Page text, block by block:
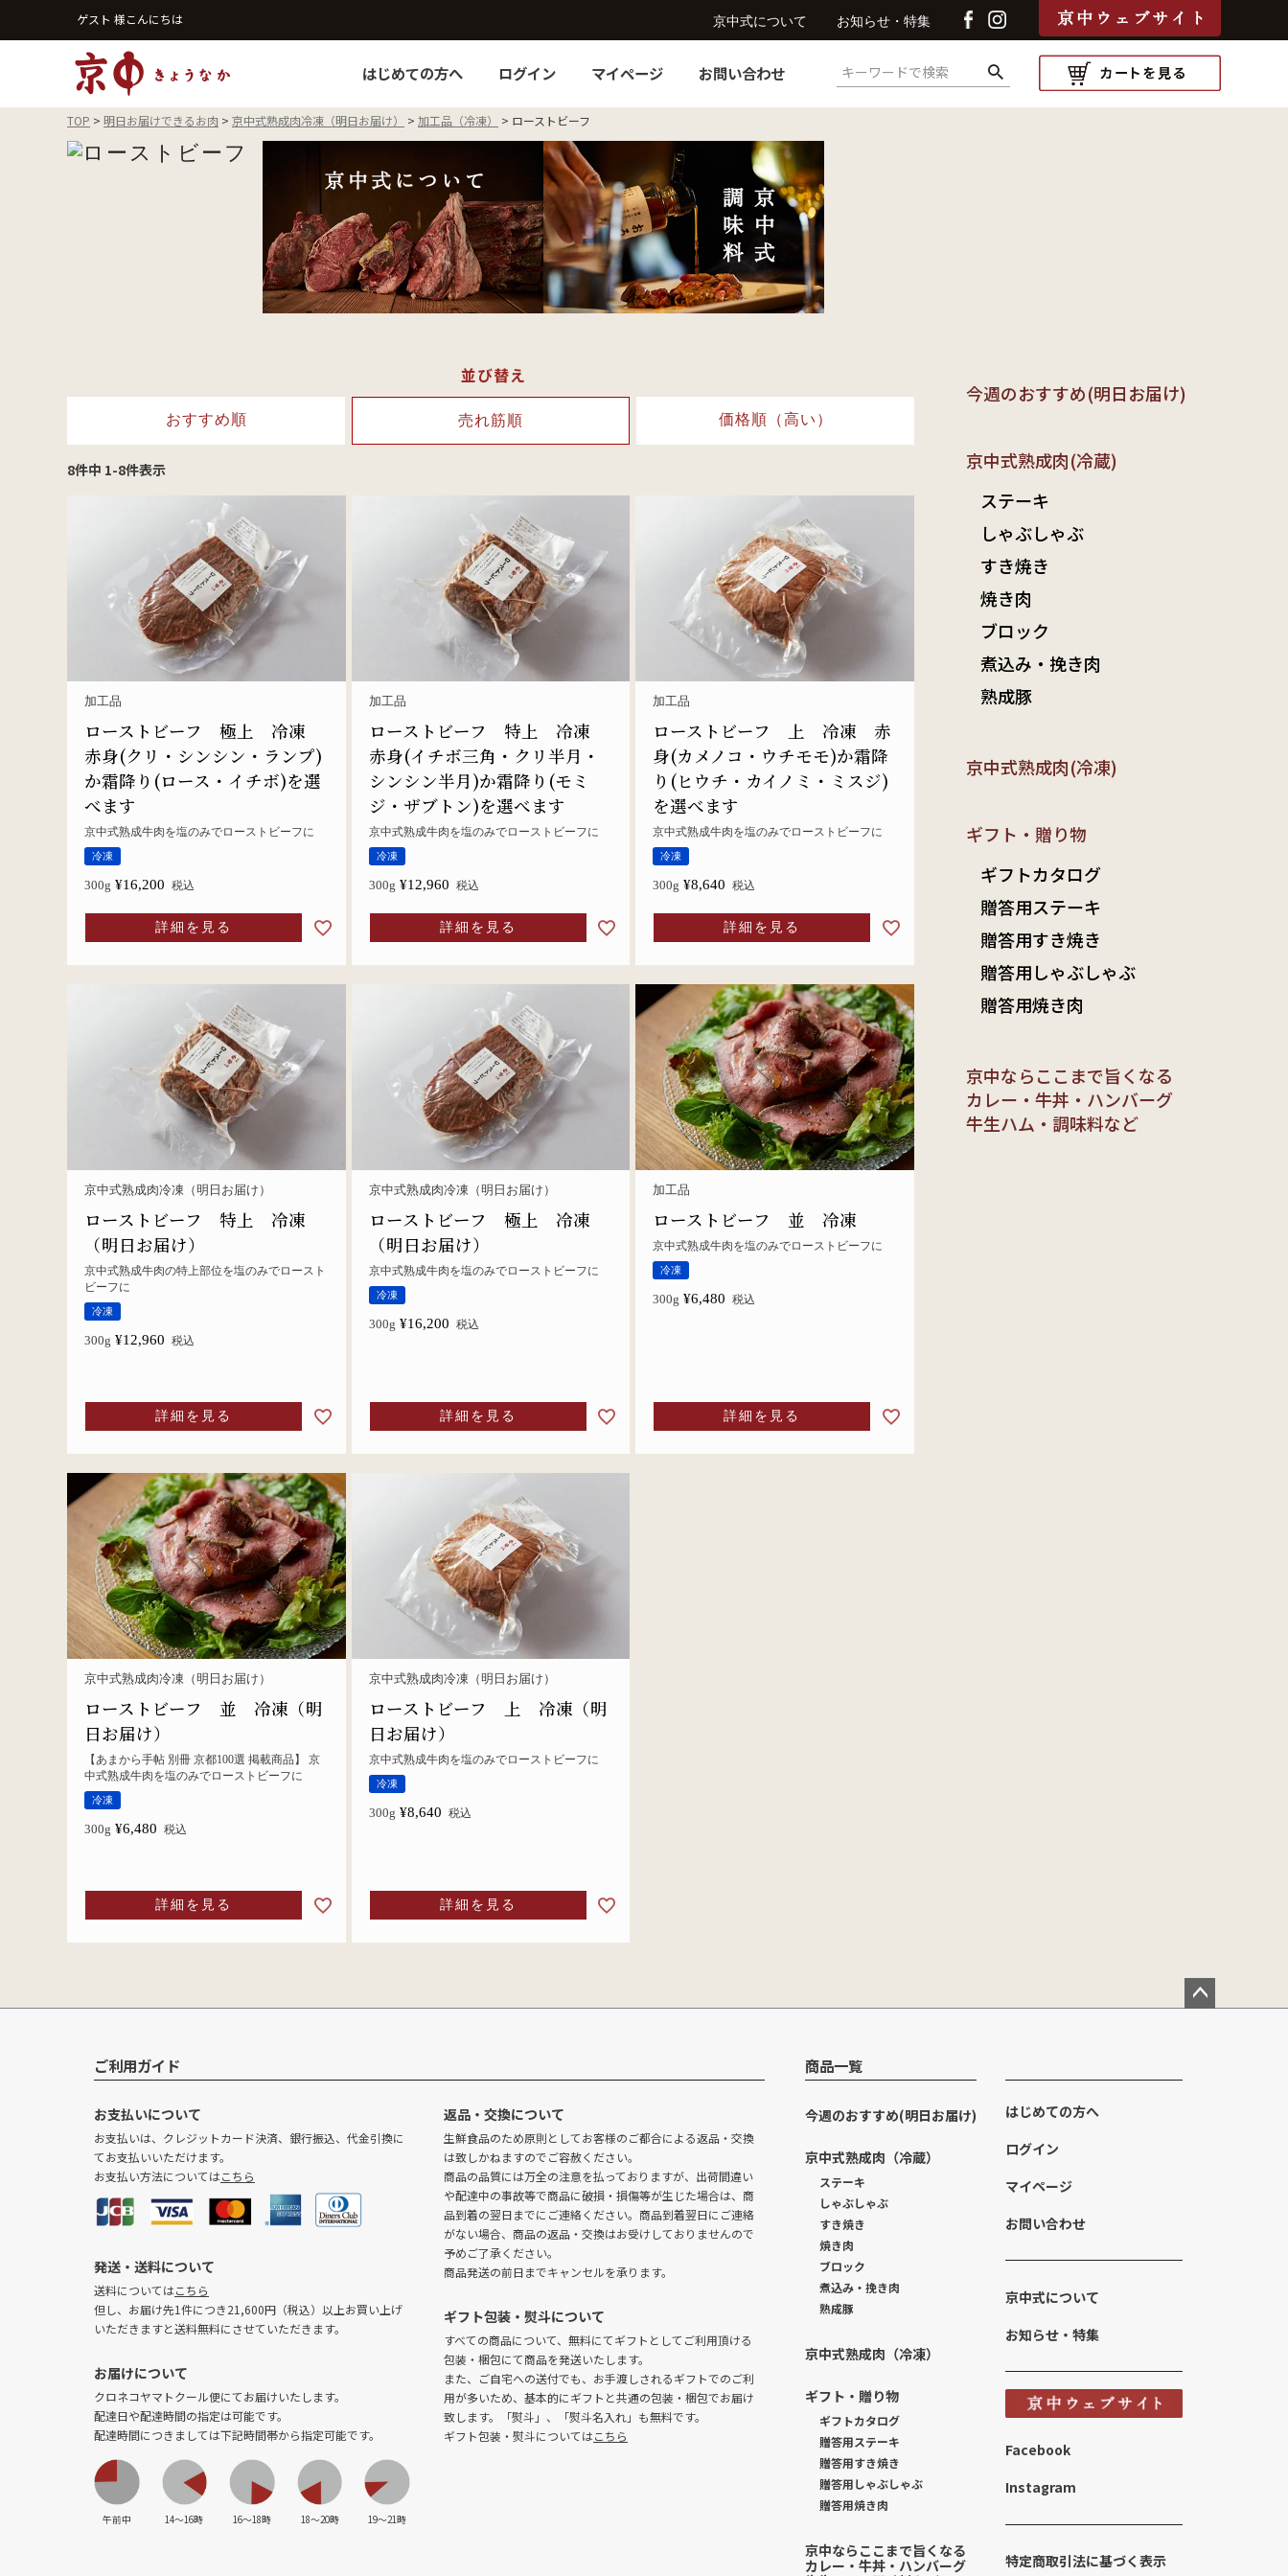
ゲスト 様こんにちは 京中式について お知らせ・特集
はじめての方へ ログイン マイページ お問い合わせ 検索
TOP 明日お届けできるお肉 京中式熟成肉冷凍（明日お届け） 加工品（冷凍） ローストビーフ
並び替え
おすすめ順 売れ筋順 価格順（高い）
8件中 1-8件表示
加工品
ローストビーフ 極上 冷凍
赤身(クリ・シンシン・ランプ)
か霜降り(ロース・イチボ)を選
べます
京中式熟成牛肉を塩のみでローストビーフに
冷凍
300g ¥16,200 税込
詳細を見る
加工品
ローストビーフ 特上 冷凍
赤身(イチボ三角・クリ半月・
シンシン半月)か霜降り(モミ
ジ・ザブトン)を選べます
京中式熟成牛肉を塩のみでローストビーフに
冷凍
300g ¥12,960 税込
詳細を見る
加工品
ローストビーフ 上 冷凍 赤
身(カメノコ・ウチモモ)か霜降
り(ヒウチ・カイノミ・ミスジ)
を選べます
京中式熟成牛肉を塩のみでローストビーフに
冷凍
300g ¥8,640 税込
詳細を見る
京中式熟成肉冷凍（明日お届け）
ローストビーフ 特上 冷凍
（明日お届け）
京中式熟成牛肉の特上部位を塩のみでロースト
ビーフに
冷凍
300g ¥12,960 税込
詳細を見る
京中式熟成肉冷凍（明日お届け）
ローストビーフ 極上 冷凍
（明日お届け）
京中式熟成牛肉を塩のみでローストビーフに
冷凍
300g ¥16,200 税込
詳細を見る
加工品
ローストビーフ 並 冷凍
京中式熟成牛肉を塩のみでローストビーフに
冷凍
300g ¥6,480 税込
詳細を見る
京中式熟成肉冷凍（明日お届け）
ローストビーフ 並 冷凍（明
日お届け）
【あまから手帖 別冊 京都100選 掲載商品】 京
中式熟成牛肉を塩のみでローストビーフに
冷凍
300g ¥6,480 税込
詳細を見る
京中式熟成肉冷凍（明日お届け）
ローストビーフ 上 冷凍（明
日お届け）
京中式熟成牛肉を塩のみでローストビーフに
冷凍
300g ¥8,640 税込
詳細を見る
今週のおすすめ(明日お届け)
京中式熟成肉(冷蔵)
ステーキ
しゃぶしゃぶ
すき焼き
焼き肉
ブロック
煮込み・挽き肉
熟成豚
京中式熟成肉(冷凍)
ギフト・贈り物
ギフトカタログ
贈答用ステーキ
贈答用すき焼き
贈答用しゃぶしゃぶ
贈答用焼き肉
京中ならここまで旨くなる
カレー・牛丼・ハンバーグ
牛生ハム・調味料など
ご利用ガイド
お支払いについて
お支払いは、クレジットカード決済、銀行振込、代金引換に
てお支払いいただけます。
お支払い方法についてはこちら
発送・送料について
送料についてはこちら
但し、お届け先1件につき21,600円（税込）以上お買い上げ
いただきますと送料無料にさせていただきます。
お届けについて
クロネコヤマトクール便にてお届けいたします。
配達日や配達時間の指定は可能です。
配達時間につきましては下記時間帯から指定可能です。
午前中 14〜16時 16〜18時 18〜20時 19〜21時
返品・交換について
生鮮食品のため原則としてお客様のご都合による返品・交換
は致しかねますのでご容赦ください。
商品の品質には万全の注意を払っておりますが、出荷間違い
や配達中の事故等で商品に破損・損傷等が生じた場合は、商
品到着の翌日までにご連絡ください。商品到着翌日にご連絡
がない場合、商品の返品・交換はお受けしておりませんので
予めご了承ください。
商品発送の前日までキャンセルを承ります。
ギフト包装・熨斗について
すべての商品について、無料にてギフトとしてご利用頂ける
包装・梱包にて商品を発送いたします。
また、ご自宅への送付でも、お手渡しされるギフトでのご利
用が多いため、基本的にギフトと共通の包装・梱包でお届け
致します。「熨斗」、「熨斗名入れ」も無料です。
ギフト包装・熨斗についてはこちら
商品一覧
今週のおすすめ(明日お届け)
京中式熟成肉（冷蔵）
ステーキ
しゃぶしゃぶ
すき焼き
焼き肉
ブロック
煮込み・挽き肉
熟成豚
京中式熟成肉（冷凍）
ギフト・贈り物
ギフトカタログ
贈答用ステーキ
贈答用すき焼き
贈答用しゃぶしゃぶ
贈答用焼き肉
京中ならここまで旨くなる
カレー・牛丼・ハンバーグ
はじめての方へ
ログイン
マイページ
お問い合わせ
京中式について
お知らせ・特集
Facebook
Instagram
特定商取引法に基づく表示